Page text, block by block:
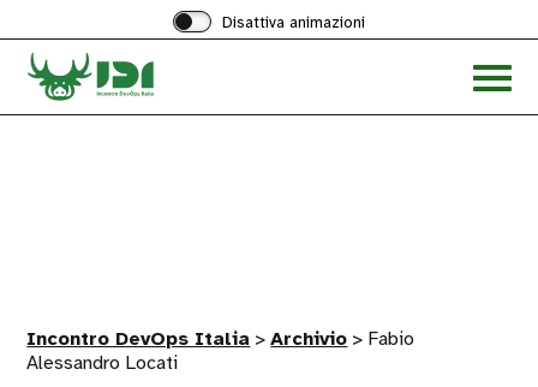
Disattiva animazioni
Accedi
menu
Incontro DevOps Italia >Archivio > Fabio
Alessandro Locati